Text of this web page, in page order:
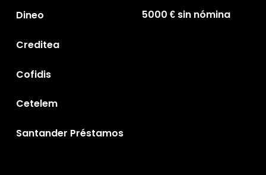
Dineo
Creditea
Cofidis
Cetelem
Santander Préstamos
5000 € sin nómina